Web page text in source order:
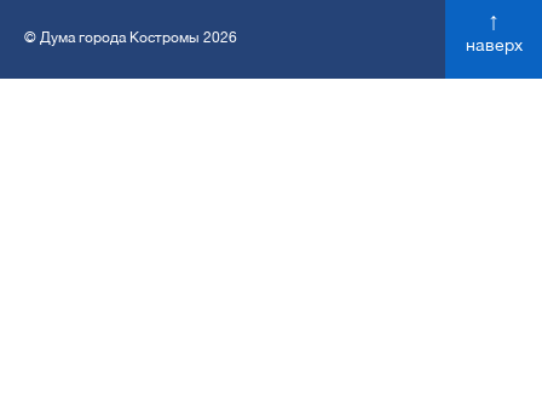
© Дума города Костромы 2026
↑
наверх